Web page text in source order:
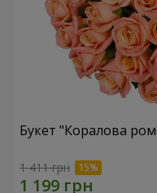
Букет "Коралова
1 411 грн